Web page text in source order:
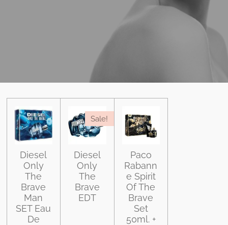
Diesel
Only
The
Brave
Man
SET Eau
De
Sale!
Diesel
Only
The
Brave
EDT
Paco
Rabann
e Spirit
Of The
Brave
Set
50ml. +